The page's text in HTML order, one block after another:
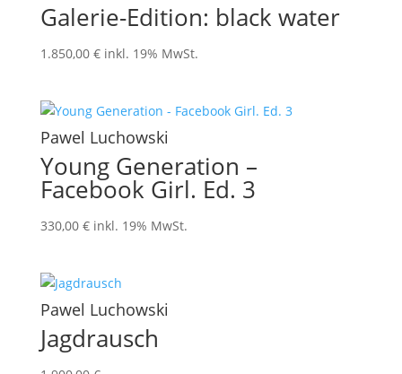
Galerie-Edition: black water
1.850,00 € inkl. 19% MwSt.
Pawel Luchowski
Young Generation –
Facebook Girl. Ed. 3
330,00 € inkl. 19% MwSt.
Pawel Luchowski
Jagdrausch